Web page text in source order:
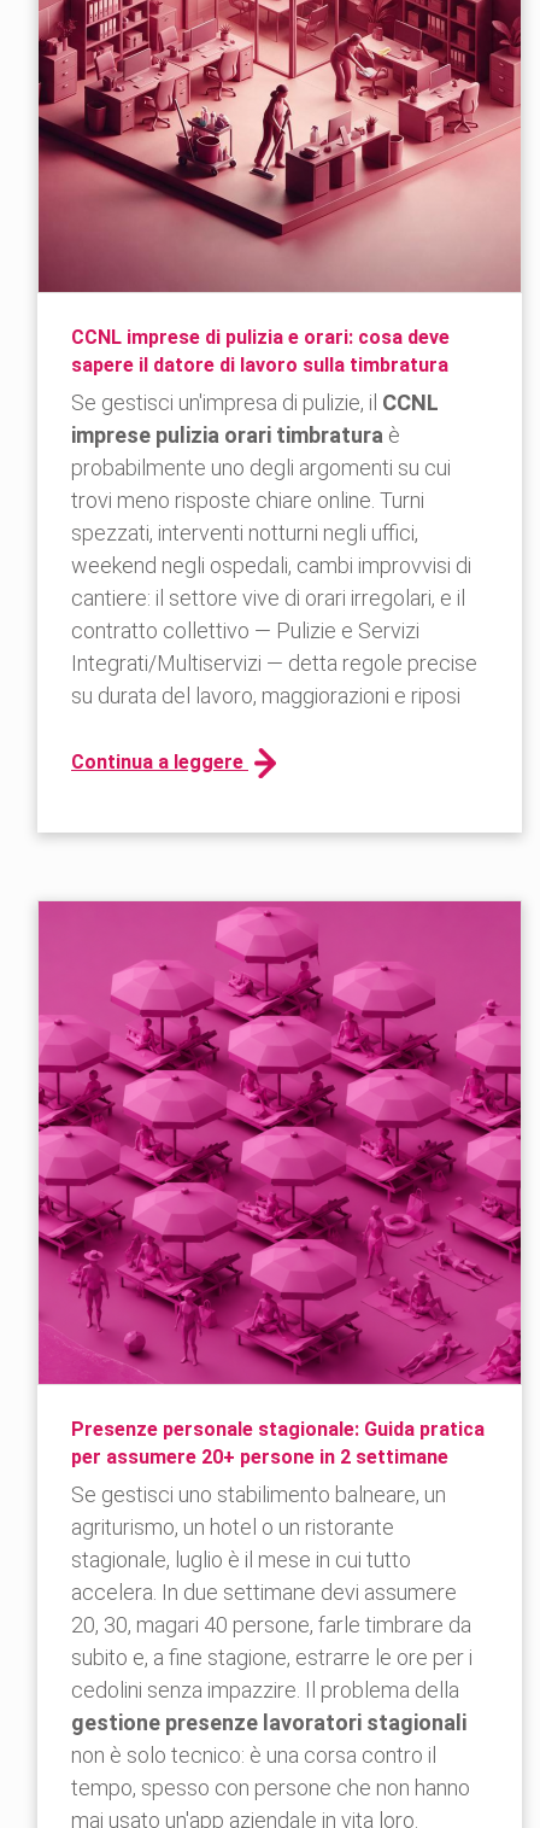
CCNL imprese di pulizia e orari: cosa deve
sapere il datore di lavoro sulla timbratura
Se gestisci un'impresa di pulizie, il CCNL
imprese pulizia orari timbratura è
probabilmente uno degli argomenti su cui
trovi meno risposte chiare online. Turni
spezzati, interventi notturni negli uffici,
weekend negli ospedali, cambi improvvisi di
cantiere: il settore vive di orari irregolari, e il
contratto collettivo — Pulizie e Servizi
Integrati/Multiservizi — detta regole precise
su durata del lavoro, maggiorazioni e riposi
Continua a leggere
Presenze personale stagionale: Guida pratica
per assumere 20+ persone in 2 settimane
Se gestisci uno stabilimento balneare, un
agriturismo, un hotel o un ristorante
stagionale, luglio è il mese in cui tutto
accelera. In due settimane devi assumere
20, 30, magari 40 persone, farle timbrare da
subito e, a fine stagione, estrarre le ore per i
cedolini senza impazzire. Il problema della
gestione presenze lavoratori stagionali
non è solo tecnico: è una corsa contro il
tempo, spesso con persone che non hanno
mai usato un'app aziendale in vita loro.